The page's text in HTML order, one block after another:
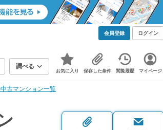
会員登録 ログイン
調べる
お気に入り 保存した条件 閲覧履歴 マイページ
古マンション一覧